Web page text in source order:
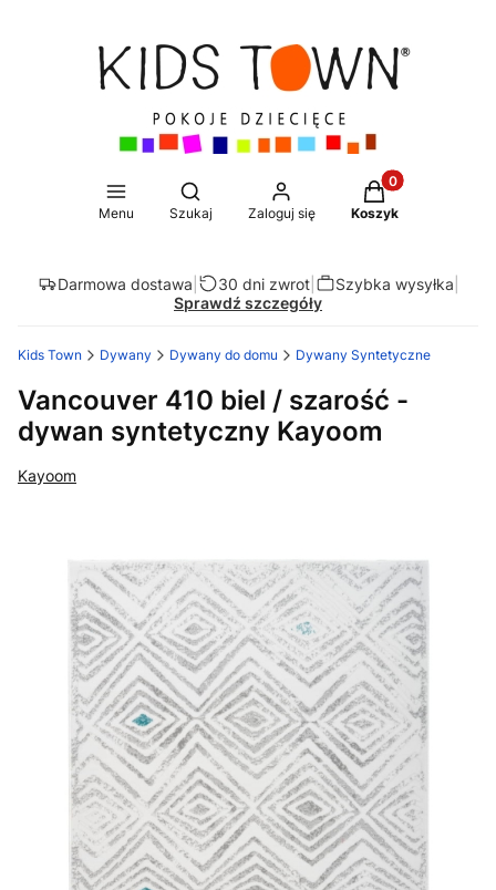
Menu
Otwórz wyszukiwarkę
Szukaj Zaloguj się
Produkty w
Koszyk
Darmowa dostawa 30 dni zwrot| Szybka wysyłka
Sprawdź szczegóły
Kids Town Dywany Dywany do domu Dywany Syntetyczne
Vancouver 410 biel / szarość -
dywan syntetyczny Kayoom
Kayoom